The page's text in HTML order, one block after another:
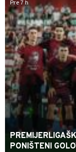
Pre 7 h
PONIŠTENI